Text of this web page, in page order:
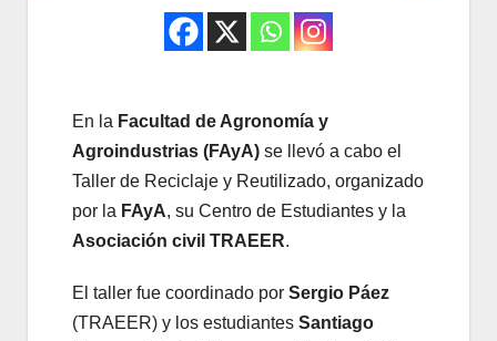
En la Facultad de Agronomía y
Agroindustrias (FAyA) se llevó a cabo el
Taller de Reciclaje y Reutilizado, organizado
por la FAyA, su Centro de Estudiantes y la
Asociación civil TRAEER.
El taller fue coordinado por Sergio Páez
(TRAEER) y los estudiantes Santiago